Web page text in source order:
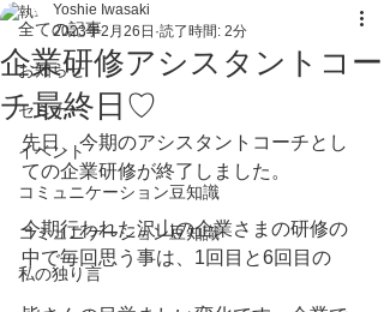
全ての記事
お知らせ
セミナー
イベント
コミュニケーション豆知識
コミュニケーション豆知識
私の独り言
企業研修アシスタントコー
チ最終日♡
Yoshie Iwasaki
2023年2月26日 読了時間: 2分
先日、今期のアシスタントコーチとし
ての企業研修が終了しました。
今期行われた沢山の企業さまの研修の
中で毎回思う事は、1回目と6回目の